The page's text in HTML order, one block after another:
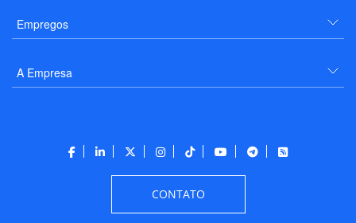
Empregos
A Empresa
CONTATO